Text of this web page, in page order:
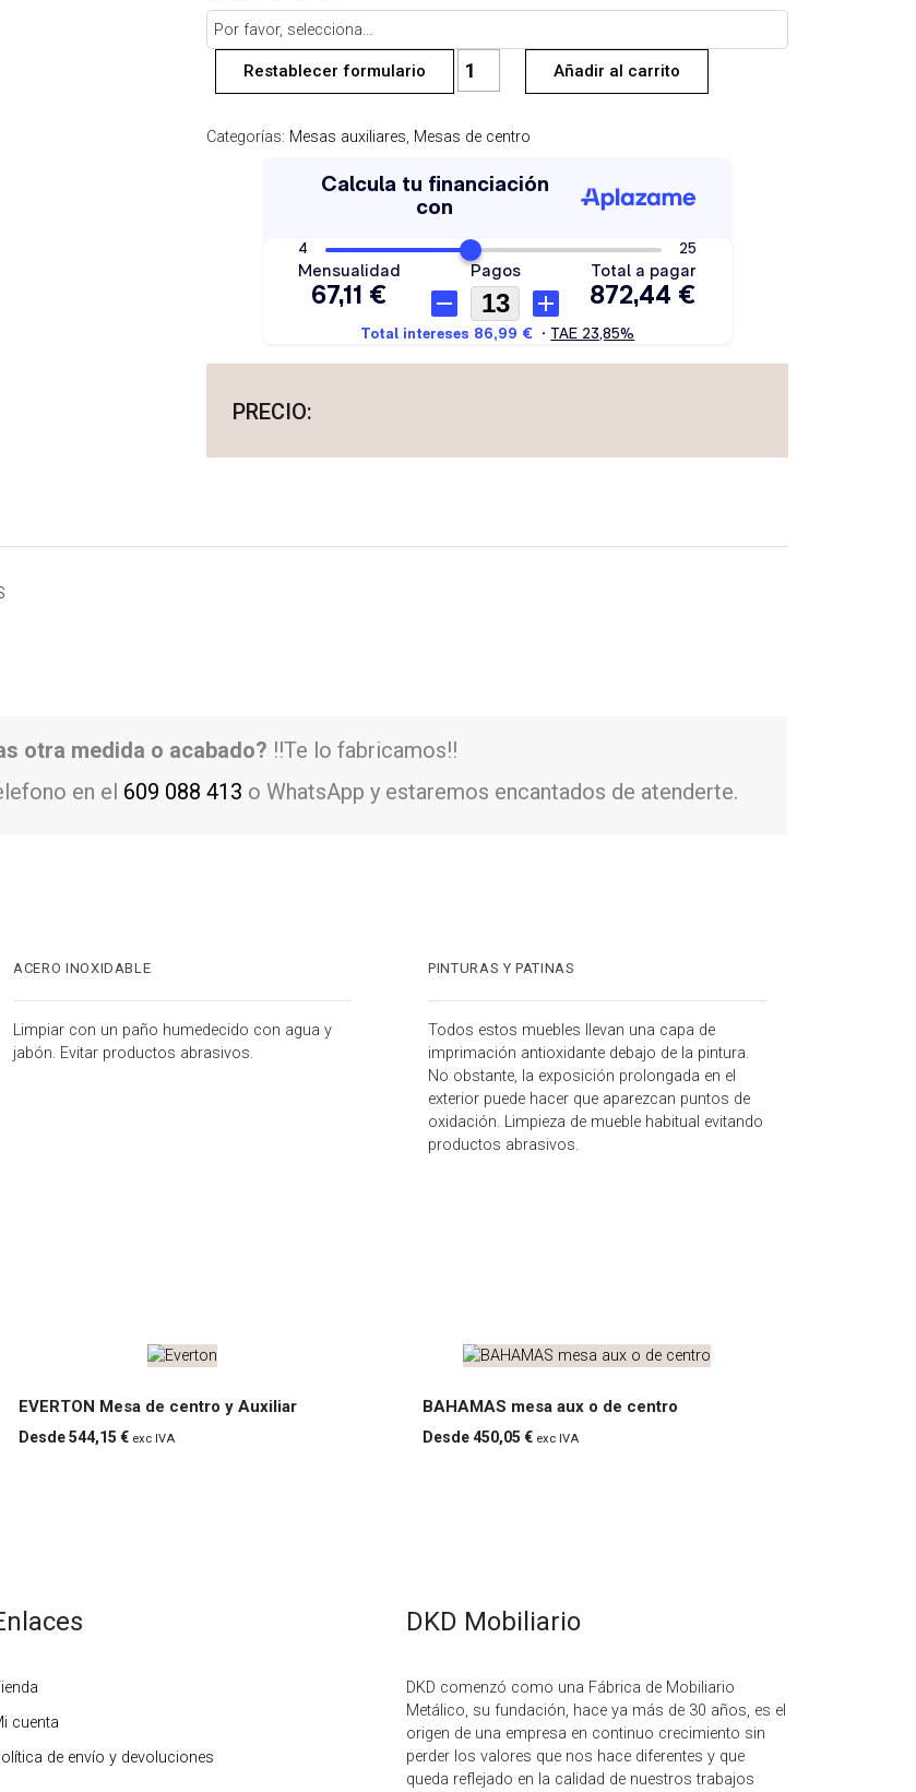
Restablecer formulario
FERRALLA
Mesa
Centro
Auxiliar
Añadir al carrito
Categorías: Mesas auxiliares, Mesas de centro
otra medida o acabado? !!Te lo fabricamos!!
en el 609 088 413 o WhatsApp y estaremos encantados de atenderte.
ACERO INOXIDABLE
Limpiar con un paño humedecido con agua y
jabón. Evitar productos abrasivos.
PINTURAS Y PATINAS
Todos estos muebles llevan una capa de
imprimación antioxidante debajo de la pintura.
No obstante, la exposición prolongada en el
exterior puede hacer que aparezcan puntos de
oxidación. Limpieza de mueble habitual evitando
productos abrasivos.
EVERTON Mesa de centro y Auxiliar
544,15 € exc IVA
BAHAMAS mesa aux o de centro
450,05 € exc IVA
cuenta
de envío y devoluciones
DKD Mobiliario
DKD comenzó como una Fábrica de Mobiliario
Metálico, su fundación, hace ya más de 30 años, es el
origen de una empresa en continuo crecimiento sin
perder los valores que nos hace diferentes y que
queda reflejado en la calidad de nuestros trabajos